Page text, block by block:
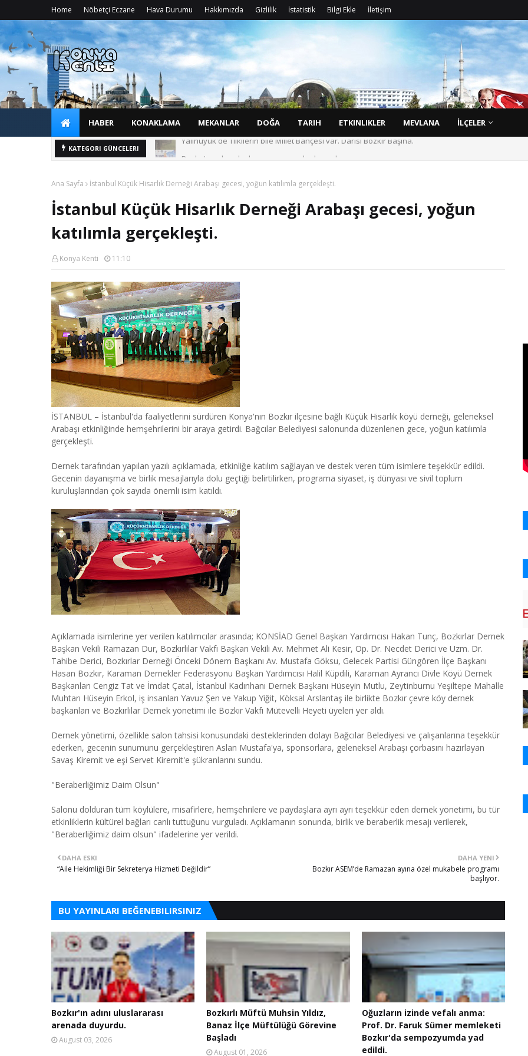
Home Nöbetçi Eczane Hava Durumu Hakkımızda Gizlilik İstatistik Bilgi Ekle İletişim
Doğ
HABER KONAKLAMA MEKANLAR DOĞA TARIH ETKINLIKLER MEVLANA İLÇELER
KATEGORI GÜNCELERI Bozkır'ın adını uluslararası arenada duyurdu.
Ana Sayfa İstanbul Küçük Hisarlık Derneği Arabaşı gecesi, yoğun katılımla gerçekleşti.
İstanbul Küçük Hisarlık Derneği Arabaşı gecesi, yoğun
katılımla gerçekleşti.
Konya Kenti 11:10
İSTANBUL – İstanbul'da faaliyetlerini sürdüren Konya'nın Bozkır ilçesine bağlı Küçük Hisarlık köyü derneği, geleneksel
Arabaşı etkinliğinde hemşehrilerini bir araya getirdi. Bağcılar Belediyesi salonunda düzenlenen gece, yoğun katılımla
gerçekleşti.
Dernek tarafından yapılan yazılı açıklamada, etkinliğe katılım sağlayan ve destek veren tüm isimlere teşekkür edildi.
Gecenin dayanışma ve birlik mesajlarıyla dolu geçtiği belirtilirken, programa siyaset, iş dünyası ve sivil toplum
kuruluşlarından çok sayıda önemli isim katıldı.
Açıklamada isimlerine yer verilen katılımcılar arasında; KONSİAD Genel Başkan Yardımcısı Hakan Tunç, Bozkırlar Dernek
Başkan Vekili Ramazan Dur, Bozkırlılar Vakfı Başkan Vekili Av. Mehmet Ali Kesir, Op. Dr. Necdet Derici ve Uzm. Dr.
Tahibe Derici, Bozkırlar Derneği Önceki Dönem Başkanı Av. Mustafa Göksu, Gelecek Partisi Güngören İlçe Başkanı
Hasan Bozkır, Karaman Dernekler Federasyonu Başkan Yardımcısı Halil Küpdili, Karaman Ayrancı Divle Köyü Dernek
Başkanları Cengiz Tat ve İmdat Çatal, İstanbul Kadınhanı Dernek Başkanı Hüseyin Mutlu, Zeytinburnu Yeşiltepe Mahalle
Muhtarı Hüseyin Erkol, iş insanları Yavuz Şen ve Yakup Yiğit, Köksal Arslantaş ile birlikte Bozkır çevre köy dernek
başkanları ve Bozkırlılar Dernek yönetimi ile Bozkır Vakfı Mütevelli Heyeti üyeleri yer aldı.
Dernek yönetimi, özellikle salon tahsisi konusundaki desteklerinden dolayı Bağcılar Belediyesi ve çalışanlarına teşekkür
ederken, gecenin sunumunu gerçekleştiren Aslan Mustafa'ya, sponsorlara, geleneksel Arabaşı çorbasını hazırlayan
Savaş Kiremit ve eşi Servet Kiremit'e şükranlarını sundu.
"Beraberliğimiz Daim Olsun"
Salonu dolduran tüm köylülere, misafirlere, hemşehrilere ve paydaşlara ayrı ayrı teşekkür eden dernek yönetimi, bu tür
etkinliklerin kültürel bağları canlı tuttuğunu vurguladı. Açıklamanın sonunda, birlik ve beraberlik mesajı verilerek,
"Beraberliğimiz daim olsun" ifadelerine yer verildi.
DAHA YENI
Bozkır ASEM’de Ramazan ayına özel mukabele programı
başlıyor.
DAHA ESKI
“Aile Hekimliği Bir Sekreterya Hizmeti Değildir”
BU YAYINLARI BEĞENEBILIRSINIZ
Bozkır'ın adını uluslararası
arenada duyurdu.
August 03, 2026
Bozkırlı Müftü Muhsin Yıldız,
Banaz İlçe Müftülüğü Görevine
Başladı
August 01, 2026
Oğuzların izinde vefalı anma:
Prof. Dr. Faruk Sümer memleketi
Bozkır'da sempozyumda yad
edildi.